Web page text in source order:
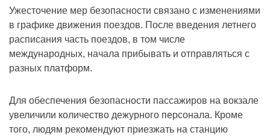
Ужесточение мер безопасности связано с изменениями
в графике движения поездов. После введения летнего
расписания часть поездов, в том числе
международных, начала прибывать и отправляться с
разных платформ.
Для обеспечения безопасности пассажиров на вокзале
увеличили количество дежурного персонала. Кроме
того, людям рекомендуют приезжать на станцию